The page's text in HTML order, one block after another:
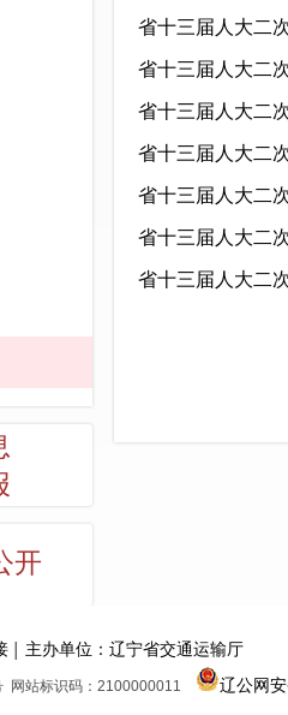
开
省十三届人大二
省十三届人大二
省十三届人大二
省十三届人大二
省十三届人大二
省十三届人大二
省十三届人大二
主办单位：辽宁省交通运输厅
网站标识码：2100000011 辽公网安